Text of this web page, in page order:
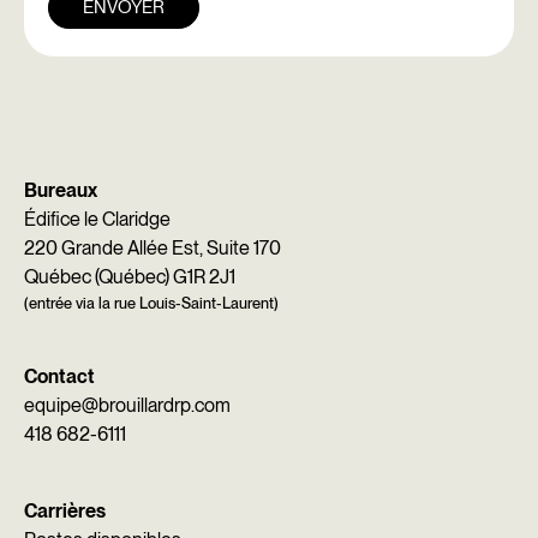
ENVOYER
Bureaux
Édifice le Claridge
220 Grande Allée Est, Suite 170
Québec (Québec) G1R 2J1
(entrée via la rue Louis-Saint-Laurent)
Contact
equipe@brouillardrp.com
418 682-6111
Carrières